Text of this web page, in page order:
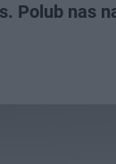
Polub nas